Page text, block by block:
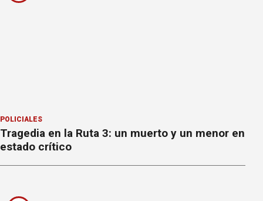
POLICIALES
Tragedia en la Ruta 3: un muerto y un menor en
estado crítico